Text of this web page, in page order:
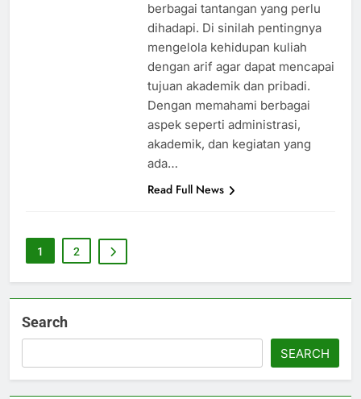
berbagai tantangan yang perlu
dihadapi. Di sinilah pentingnya
mengelola kehidupan kuliah
dengan arif agar dapat mencapai
tujuan akademik dan pribadi.
Dengan memahami berbagai
aspek seperti administrasi,
akademik, dan kegiatan yang
ada…
Read Full News
1 2
Search
SEARCH